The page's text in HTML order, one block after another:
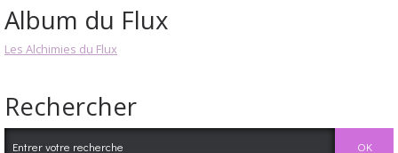
Album du Flux
Les Alchimies du Flux
Rechercher